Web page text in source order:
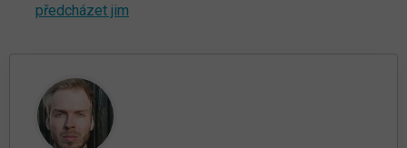
předcházet jim